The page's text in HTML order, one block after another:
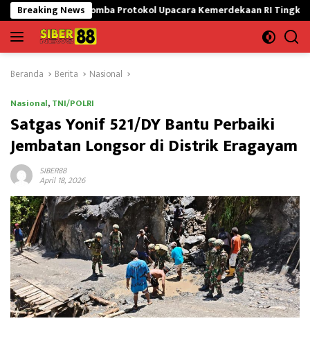
Langsung
ke
konten
Breaking News
Lomba Protokol Upacara Kemerdekaan RI Tingkat Nasional
Beranda Berita Nasional
Nasional,TNI/POLRI
Satgas Yonif 521/DY Bantu Perbaiki
Jembatan Longsor di Distrik Eragayam
SIBER88
April 18, 2026